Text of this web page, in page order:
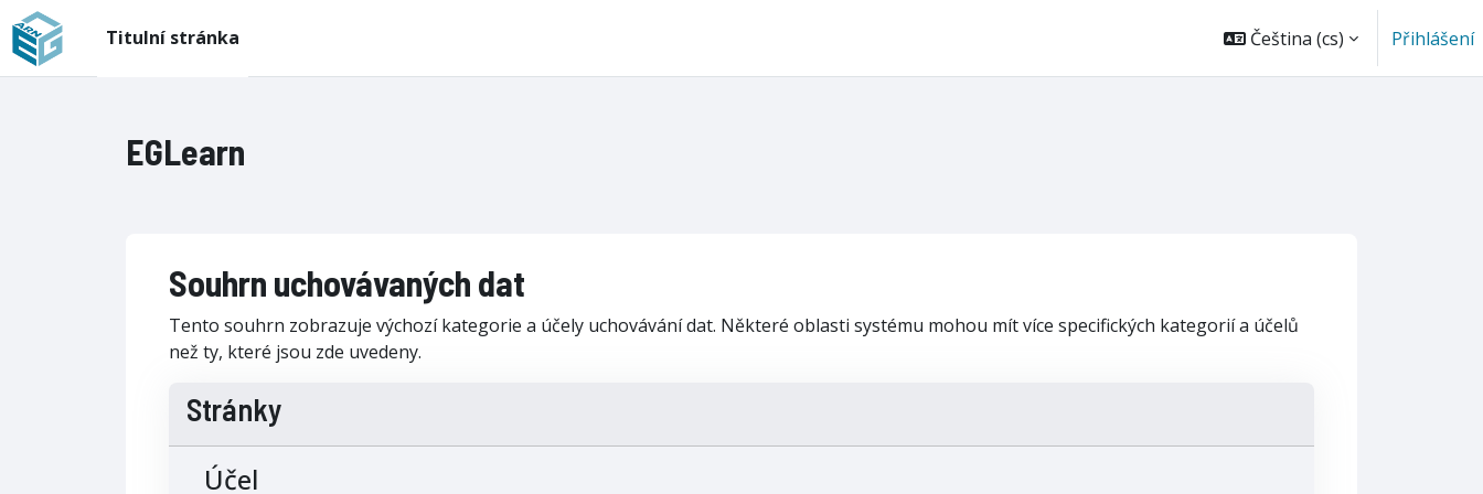
Přejít k hlavnímu obsahu
Titulní stránka
Čeština ‎(cs)‎ Přihlášení
EGLearn
Souhrn uchovávaných dat
Tento souhrn zobrazuje výchozí kategorie a účely uchovávání dat. Některé oblasti systému mohou mít více specifických kategorií a účelů
než ty, které jsou zde uvedeny.
Stránky
Účel